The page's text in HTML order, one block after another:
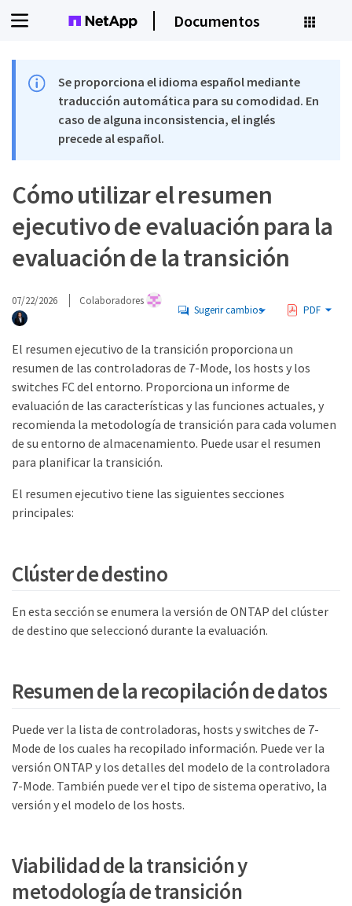
Documentos
Se proporciona el idioma español mediante
traducción automática para su comodidad. En
caso de alguna inconsistencia, el inglés
precede al español.
Cómo utilizar el resumen
ejecutivo de evaluación para la
evaluación de la transición
07/22/2026 Colaboradores
Sugerir cambios PDF
El resumen ejecutivo de la transición proporciona un
resumen de las controladoras de 7-Mode, los hosts y los
switches FC del entorno. Proporciona un informe de
evaluación de las características y las funciones actuales, y
recomienda la metodología de transición para cada volumen
de su entorno de almacenamiento. Puede usar el resumen
para planificar la transición.
El resumen ejecutivo tiene las siguientes secciones
principales:
Clúster de destino
En esta sección se enumera la versión de ONTAP del clúster
de destino que seleccionó durante la evaluación.
Resumen de la recopilación de datos
Puede ver la lista de controladoras, hosts y switches de 7-
Mode de los cuales ha recopilado información. Puede ver la
versión ONTAP y los detalles del modelo de la controladora
7-Mode. También puede ver el tipo de sistema operativo, la
versión y el modelo de los hosts.
Viabilidad de la transición y
metodología de transición